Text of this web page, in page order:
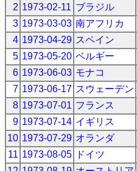
2 1973-02-11 ブラジル
3 1973-03-03 南アフリカ
4 1973-04-29 スペイン
5 1973-05-20 ベルギー
6 1973-06-03 モナコ
7 1973-06-17 スウェーデン
8 1973-07-01 フランス
9 1973-07-14 イギリス
10 1973-07-29 オランダ
11 1973-08-05 ドイツ